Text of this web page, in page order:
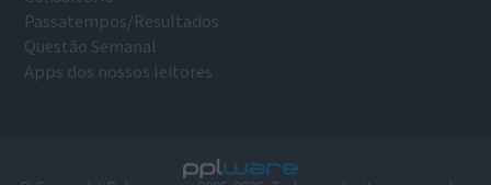
Passatempos/Resultados
Questão Semanal
Apps dos nossos leitores